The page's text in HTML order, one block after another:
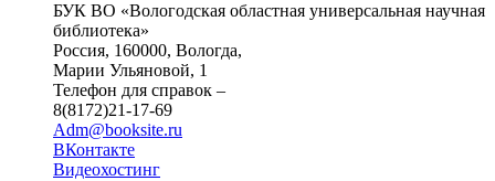
БУК ВО «Вологодская областная универсальная научная
библиотека»
Россия, 160000, Вологда,
Марии Ульяновой, 1
Телефон для справок –
8(8172)21-17-69
Adm@booksite.ru
ВКонтакте
Видеохостинг